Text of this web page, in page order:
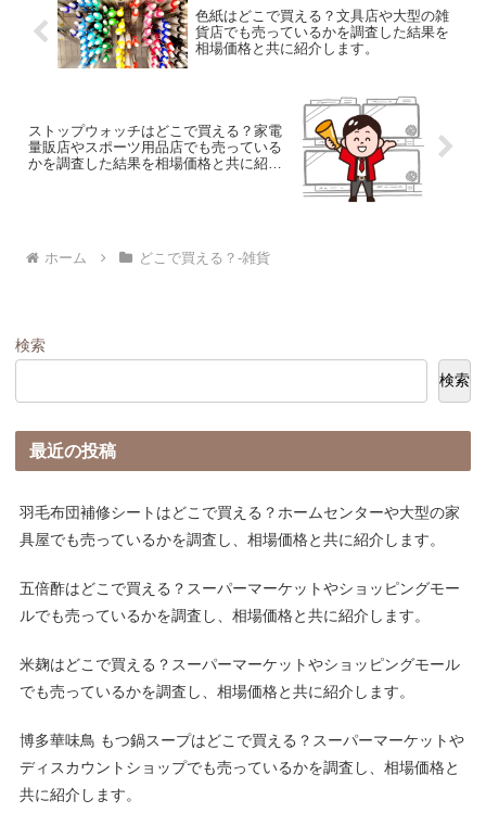
色紙はどこで買える？文具店や大型の雑
貨店でも売っているかを調査した結果を
相場価格と共に紹介します。
ストップウォッチはどこで買える？家電
量販店やスポーツ用品店でも売っている
かを調査した結果を相場価格と共に紹介
ホーム どこで買える？-雑貨
検索
検索
最近の投稿
羽毛布団補修シートはどこで買える？ホームセンターや大型の家
具屋でも売っているかを調査し、相場価格と共に紹介します。
五倍酢はどこで買える？スーパーマーケットやショッピングモー
ルでも売っているかを調査し、相場価格と共に紹介します。
米麹はどこで買える？スーパーマーケットやショッピングモール
でも売っているかを調査し、相場価格と共に紹介します。
博多華味鳥 もつ鍋スープはどこで買える？スーパーマーケットや
ディスカウントショップでも売っているかを調査し、相場価格と
共に紹介します。